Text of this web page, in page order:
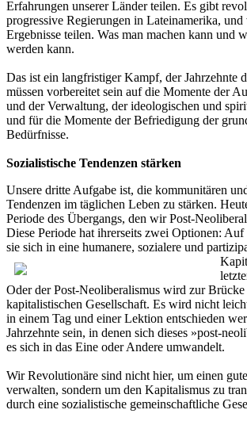
Erfahrungen unserer Länder teilen. Es gibt
progressive Regierungen in Lateinamerika, und
Ergebnisse teilen. Was man machen kann und
werden kann.
Das ist ein langfristiger Kampf, der Jahrzehnte
müssen vorbereitet sein auf die Momente der
und der Verwaltung, der ideologischen und
und für die Momente der Befriedigung der
Bedürfnisse.
Sozialistische Tendenzen stärken
Unsere dritte Aufgabe ist, die kommunitären
Tendenzen im täglichen Leben zu stärken.
Periode des Übergangs, den wir Post-
Diese Periode hat ihrerseits zwei Optionen:
sie sich in eine humanere, sozialere und
Oder der Post-Neoliberalismus wird zur Brücke
kapitalistischen Gesellschaft. Es wird nicht
in einem Tag und einer Lektion entschieden
Jahrzehnte sein, in denen sich dieses »post-
es sich in das Eine oder Andere umwandelt.
Wir Revolutionäre sind nicht hier, um einen
verwalten, sondern um den Kapitalismus zu
durch eine sozialistische gemeinschaftliche